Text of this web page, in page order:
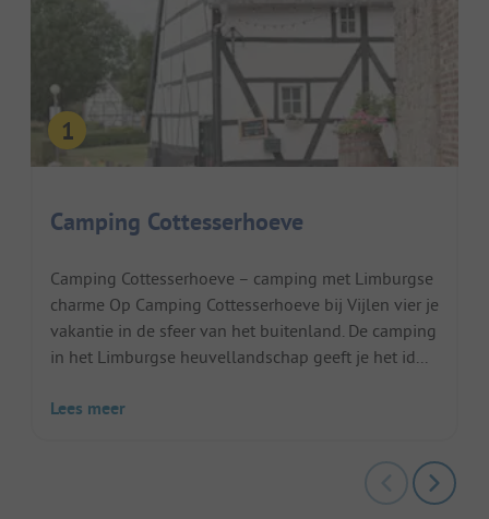
Camping Cottesserhoeve
Camping Cottesserhoeve – camping met Limburgse
charme Op Camping Cottesserhoeve bij Vijlen vier je
vakantie in de sfeer van het buitenland. De camping
in het Limburgse heuvellandschap geeft je het id...
Lees meer